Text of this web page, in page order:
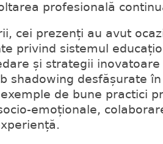
profesională
cei prezenți au avut
privind sistemul
și strategii
shadowing desfășurate
de bune practici
emoționale,